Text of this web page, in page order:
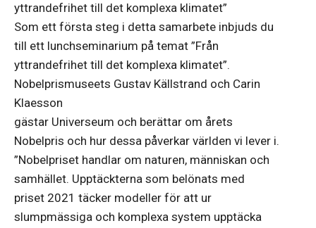
yttrandefrihet till det komplexa klimatet”
Som ett första steg i detta samarbete inbjuds du
till ett lunchseminarium på temat ”Från
yttrandefrihet till det komplexa klimatet”.
Nobelprismuseets Gustav Källstrand och Carin
Klaesson
gästar Universeum och berättar om årets
Nobelpris och hur dessa påverkar världen vi lever i.
”Nobelpriset handlar om naturen, människan och
samhället. Upptäckterna som belönats med
priset 2021 täcker modeller för att ur
slumpmässiga och komplexa system upptäcka